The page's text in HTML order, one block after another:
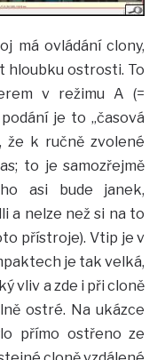
má ovládání clony,
hloubku ostrosti. To
v režimu A (=
je to „časová
že k ručně zvolené
to je samozřejmě
asi bude janek,
a nelze než si na to
přístroje). Vtip je v
je tak velká,
vliv a zde i při cloně
ostré. Na ukázce
přímo ostřeno ze